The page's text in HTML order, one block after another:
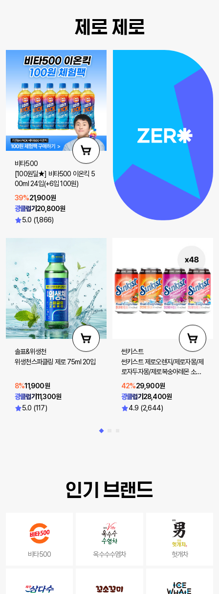
제로 제로
비타500
[100원딜★] 비타500 이온킥 5
00ml 24입(+6입 100원)
39%21,900원
광클럽가20,800원
5.0 (1,866)
솔표&위생천
위생천스파클링 제로 75ml 20입
8%11,900원
광클럽가11,300원
5.0 (117)
썬키스트
썬키스트 제로오렌지/제로자몽/제
로자두자몽/제로복숭아레몬 소다
355ml 48입(선택 2)
42%29,900원
광클럽가28,400원
4.9 (2,644)
인기 브랜드
비타500 옥수수수염차 헛개차